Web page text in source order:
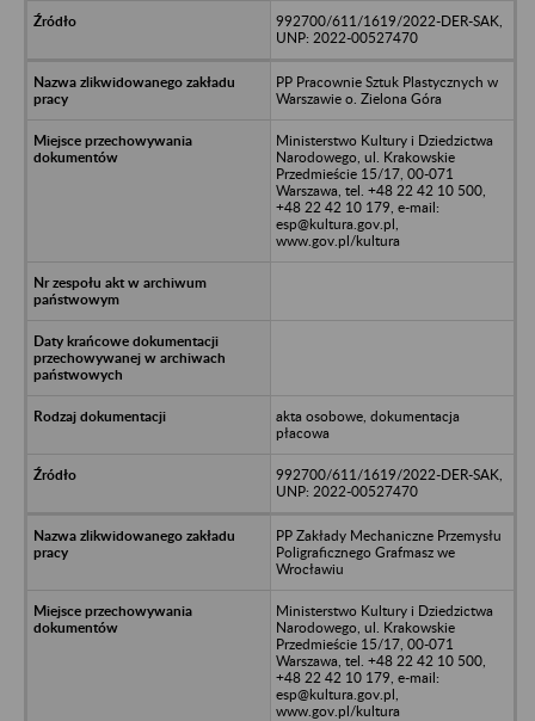
992700/611/1619/2022-DER-SAK,
UNP: 2022-00527470
PP Pracownie Sztuk Plastycznych w
Warszawie o. Zielona Góra
Ministerstwo Kultury i Dziedzictwa
Narodowego, ul. Krakowskie
Przedmieście 15/17, 00-071
Warszawa, tel. +48 22 42 10 500,
+48 22 42 10 179, e-mail:
esp@kultura.gov.pl,
www.gov.pl/kultura
akta osobowe, dokumentacja
płacowa
992700/611/1619/2022-DER-SAK,
UNP: 2022-00527470
PP Zakłady Mechaniczne Przemysłu
Poligraficznego Grafmasz we
Wrocławiu
Ministerstwo Kultury i Dziedzictwa
Narodowego, ul. Krakowskie
Przedmieście 15/17, 00-071
Warszawa, tel. +48 22 42 10 500,
+48 22 42 10 179, e-mail:
esp@kultura.gov.pl,
www.gov.pl/kultura